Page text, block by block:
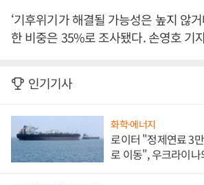
‘기후위기가 해결될 가능성은 높지 않
한 비중은 35%로 조사됐다. 손영호 기
인기기사
화학·에너지
로이터 "정제연료 3
로 이동", 우크라이